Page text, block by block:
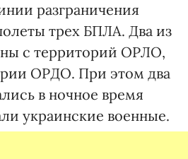
разграничения
трех БПЛА. Два из
с территорий ОРЛО,
ОРДО. При этом два
в ночное время
украинские военные.